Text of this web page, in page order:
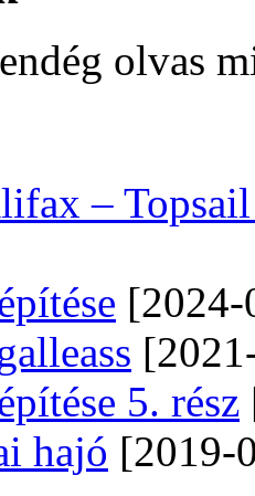
olvas
–
5. rész
hajó [2019-